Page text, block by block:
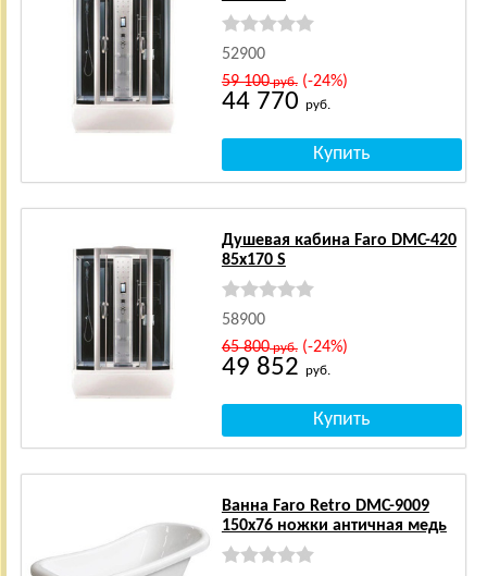
52900
59 100руб.(-24%)
44 770 руб.
Душевая кабина Faro DMC-420
85x170 S
58900
65 800руб.(-24%)
49 852 руб.
Ванна Faro Retro DMC-9009
150x76 ножки античная медь